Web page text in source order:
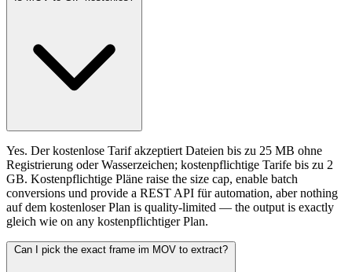
Yes. Der kostenlose Tarif akzeptiert Dateien bis zu 25 MB ohne
Registrierung oder Wasserzeichen; kostenpflichtige Tarife bis zu 2
GB. Kostenpflichtige Pläne raise the size cap, enable batch
conversions und provide a REST API für automation, aber nothing
auf dem kostenloser Plan is quality-limited — the output is exactly
gleich wie on any kostenpflichtiger Plan.
Can I pick the exact frame im MOV to extract?